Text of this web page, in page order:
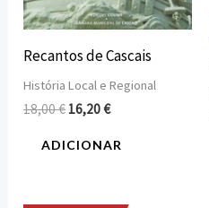
Recantos de Cascais
História Local e Regional
18,00€ 16,20€
ADICIONAR